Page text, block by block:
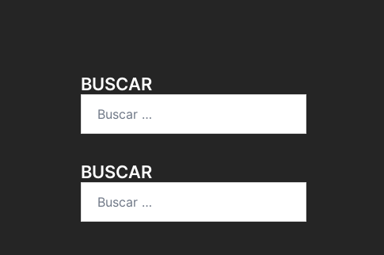
BUSCAR
BUSCAR